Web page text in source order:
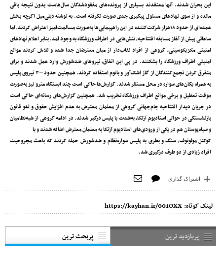
این بحران شدند. آنها معتقدند بسیاری از پرونده‌های مفقودشدگان سال‌هاست بدون نتیجه باقی
مانده و از سوی نهادهای مسئول پیگیری جدی صورت نگرفته است. به نوشته دیلی‌میل اگرچه بخش
عمده‌ای از حدود ۱۸‌هزار شرکت‌کننده در این راهپیمایی‌ها به‌صورت مسالمت‌آمیز اعتراض کردند، اما
ساعاتی پیش از آغاز مسابقه افتتاحیه، تنش‌هایی در اطراف ورزشگاه به وجود آمد. بنا‌بر اعلام نهادهای
امنیتی مکزیکوسیتی، گروهی از افراد نقاب‌دار از میان معترضان جدا شده و تلاش کردند موانع
امنیتی اطراف ورزشگاه را بشکنند. در پی این اتفاق، نیروهای ضدشورش وارد عمل شدند و برای
متفرق کردن تجمع‌کنندگان از گاز اشک‌آور و باتوم استفاده کردند. همچنین حدود ۳۰۰ نیروی پلیس
به همراه یگان‌های سواره در محل مستقر شدند. گزارش‌ها حاکی است چند ایستگاه مترو نیز به‌صورت
موقت تعطیل و برخی موانع اطراف ورزشگاه تخریب شد. همچنین گزارش‌های رسانه‌ای حاکی است
در جریان دیدار افتتاحیه جام‌جهانی گروهی از معلمان معترض به عدم افزایش حقوق و لغو قانون
بازنشستگی در حوالی استادیوم آزتکا،‌ به‌شدت با پلیس درگیر شدند. در ادامه گروهی از شبه‌نظامیان
و سیاه‌پوستان هم در یکی از ورودی‌های استادیوم آزتکا به معلمان معترض اضافه شدند و با
کوکتل مولوتوف، سنگ و بطری به پلیس سواره‌نظام و ضد‌شورش حمله کردند که باعث مجروحیت
افراد زیادی از دو طرف درگیری شد.
اشتراک گذاری
لینک کوتاه: https://kayhan.ir/001OXX
پربازدید ترین پربحث ترین